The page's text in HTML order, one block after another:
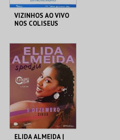
VIZINHOS AO VIVO
NOS COLISEUS
COLISEU DE LISBOA
MAIS INFO
COMPRAR
ELIDA ALMEIDA |